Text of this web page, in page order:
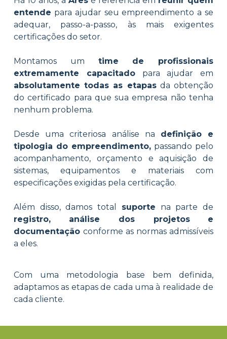
entende para ajudar seu empreendimento a se
adequar, passo-a-passo, às mais exigentes
certificações do setor.
Montamos um time de profissionais
extremamente capacitadopara ajudar em
absolutamente todas as etapasda obtenção
do certificado para que sua empresa não tenha
nenhum problema.
Desde uma criteriosa análise na definição e
tipologia do empreendimento, passando pelo
acompanhamento, orçamento e aquisição de
sistemas, equipamentos e materiais com
especificações exigidas pela certificação.
Além disso, damos total suporte na parte de
registro, análise dos projetos
e
documentação conforme as normas admissíveis
a eles.
Com uma metodologia base bem definida,
adaptamos as etapas de cada uma à realidade de
cada cliente.